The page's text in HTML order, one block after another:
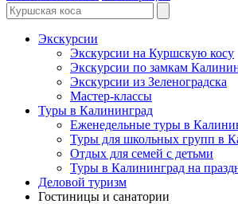
Экскурсии
Экскурсии на Куршскую косу
Экскурсии по замкам
Экскурсии из Зеленоградска
Мастер-классы
Туры в Калининград
Еженедельные туры в
Туры для школьных групп в
Отдых для семей с детьми
Туры в Калининград на
Деловой туризм
Гостиницы и санатории